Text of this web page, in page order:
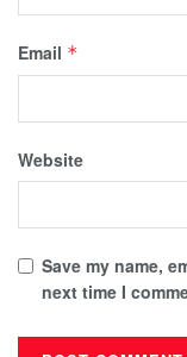
Email *
Website
Save my name,
next time I